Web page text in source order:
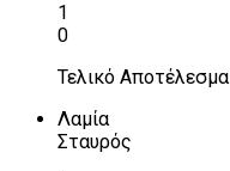
1
0
Τελικό Αποτέλεσμα
Λαμία
Σταυρός